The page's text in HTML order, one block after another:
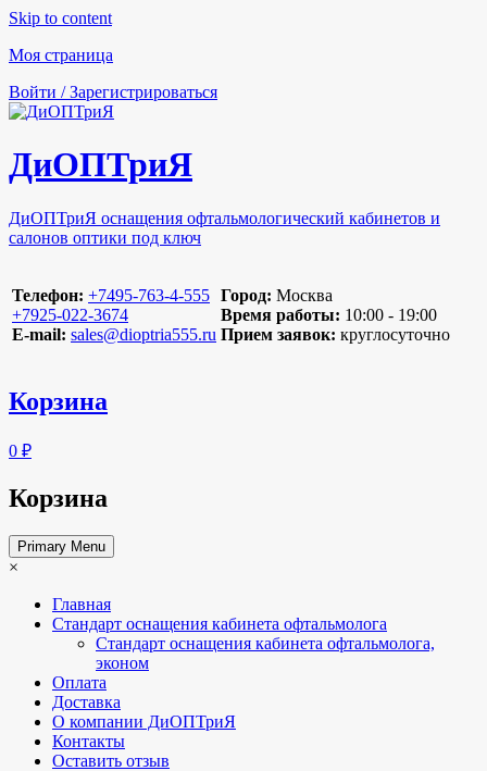
Skip to content
Моя страница
Войти / Зарегистрироваться
ДиОПТриЯ
ДиОПТриЯ оснащения офтальмологический кабинетов и
салонов оптики под ключ
Телефон: ‪+7495-763-4-555‬
‪+7925-022-3674‬
E-mail: sales@dioptria555.ru
Город: Москва
Время работы: 10:00 - 19:00
Прием заявок: круглосуточно
Корзина
0 ₽
Корзина
Primary Menu
×
Главная
Стандарт оснащения кабинета офтальмолога
Стандарт оснащения кабинета офтальмолога,
эконом
Оплата
Доставка
О компании ДиОПТриЯ
Контакты
Оставить отзыв